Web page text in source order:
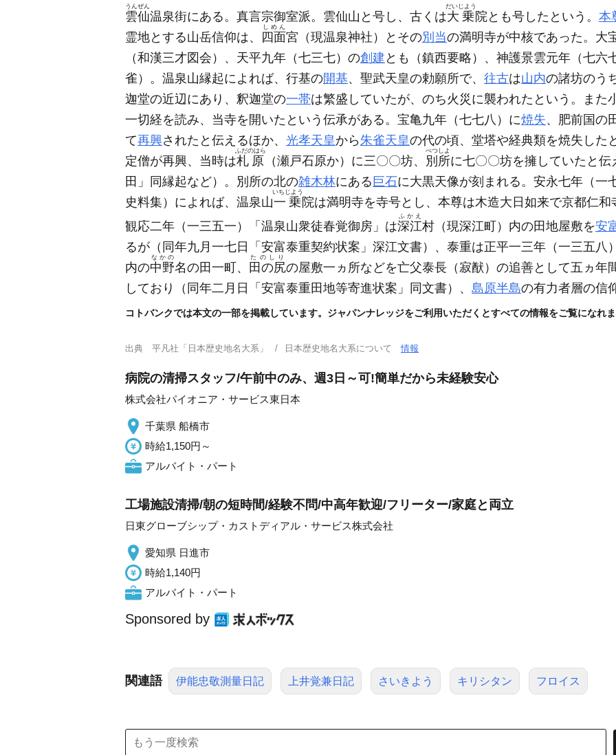
雲仙
うんぜん
温泉街にある。真言宗御室派。雲仙山と号し、古くは大乗
だいじよう
院とも号したという。 本
霊地とする山岳信仰は、
四面
しめん
宮 （現温泉神社） とその別当の満明寺が中核であった。大
（和漢三才図会） 、天平九年 （七三七） の創建 とも （鎮西要略） 、神護景雲元年 （七六
雀） 。温泉山縁起によれば、行基の開基、聖武天皇の勅願所で、 往古は山内の諸坊のう
迦堂の近辺にあり、釈迦堂の一帯は繁盛していたが、のち火災に襲われたという。また
一切経を読み、当寺を開いたという伝承がある。宝亀九年 （七七八） に焼失、肥前国の
て再興されたと伝えるほか、 光孝天皇から朱雀天皇の代の頃、堂塔や経典類を焼失した
定僧が再興、当時は札原
ふだのはら
（瀬戸石原か） に三〇〇坊、 別所
べつしよ
に七〇〇坊を擁していたと伝
田」同縁起など） 。別所の北の雑木林にある 巨石に大黒天像が刻まれる。安永七年 （一
史料集） によれば、温泉山一乗
いちじよう
院は満明寺を寺号とし、本尊は木造大日如来で京都仁和
観応二年 （一三五一） 「温泉山衆徒春覚御房」は深江
ふかえ
村 （現深江町） 内の田地屋敷を安
るが （同年九月一七日「安富泰重契約状案」深江文書） 、泰重は正平一三年 （一三五八）
内の中野
なかの
名の田一町、 田の尻
たのしり
の屋敷一ヵ所などを亡父泰長 （寂猷） の追善として五ヵ年
しており
（同年二月日「安富泰重田地等寄進状案」同文書） 、 島原半島の有力者層の信
コトバンクでは本文の一部を掲載しています。ジャパンナレッジをご利用いただくとすべての情報をご覧になれま
出典 平凡社「日本歴史地名大系」 日本歴史地名大系について情報
病院の清掃スタッフ/午前中のみ、週3日～可!簡単だから未経験安心
株式会社パイオニア・サービス東日本
千葉県 船橋市
時給1,150円～
アルバイト・パート
工場施設清掃/朝の短時間/経験不問/中高年歓迎/フリーター/家庭と両立
日東グローブシップ・カストディアル・サービス株式会社
愛知県 日進市
時給1,140円
アルバイト・パート
Sponsored by
関連語 伊能忠敬測量日記 上井覚兼日記 さいきよう キリシタン フロイス